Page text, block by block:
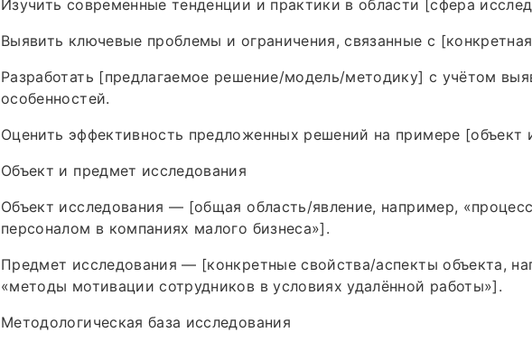
Изучить современные тенденции и практики в области [сфера
Выявить ключевые проблемы и ограничения, связанные с
Разработать [предлагаемое решение/модель/методику] с учётом
особенностей.
Оценить эффективность предложенных решений на примере [объект
Объект и предмет исследования
Объект исследования — [общая область/явление, например,
персоналом в компаниях малого бизнеса»].
Предмет исследования — [конкретные свойства/аспекты объекта,
«методы мотивации сотрудников в условиях удалённой работы»].
Методологическая база исследования